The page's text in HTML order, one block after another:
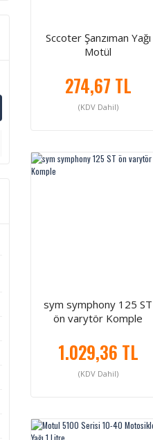
Sccoter Şanzıman Yağı
Motül
274,67 TL
(KDV Dahil)
sym symphony 125 ST
ön varytör Komple
1.029,36 TL
(KDV Dahil)